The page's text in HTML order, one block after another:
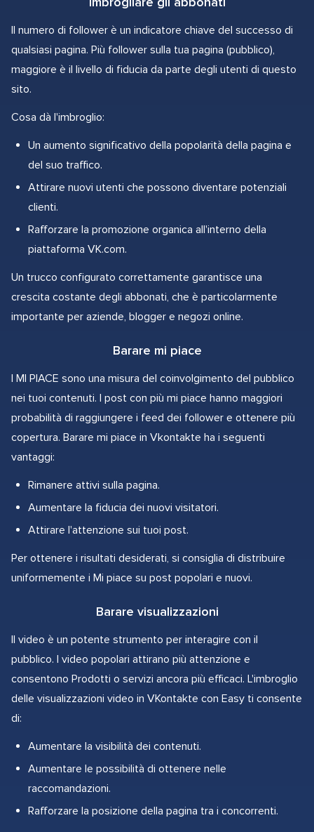
Il numero di follower è un indicatore chiave del successo di
qualsiasi pagina. Più follower sulla tua pagina (pubblico),
maggiore è il livello di fiducia da parte degli utenti di questo
sito.
Cosa dà l'imbroglio:
Un aumento significativo della popolarità della pagina e
del suo traffico.
Attirare nuovi utenti che possono diventare potenziali
clienti.
Rafforzare la promozione organica all'interno della
piattaforma VK.com.
Un trucco configurato correttamente garantisce una
crescita costante degli abbonati, che è particolarmente
importante per aziende, blogger e negozi online.
Barare mi piace
I MI PIACE sono una misura del coinvolgimento del pubblico
nei tuoi contenuti. I post con più mi piace hanno maggiori
probabilità di raggiungere i feed dei follower e ottenere più
copertura. Barare mi piace in Vkontakte ha i seguenti
vantaggi:
Rimanere attivi sulla pagina.
Aumentare la fiducia dei nuovi visitatori.
Attirare l'attenzione sui tuoi post.
Per ottenere i risultati desiderati, si consiglia di distribuire
uniformemente i Mi piace su post popolari e nuovi.
Barare visualizzazioni
Il video è un potente strumento per interagire con il
pubblico. I video popolari attirano più attenzione e
consentono Prodotti o servizi ancora più efficaci. L'imbroglio
delle visualizzazioni video in VKontakte con Easy ti consente
di:
Aumentare la visibilità dei contenuti.
Aumentare le possibilità di ottenere nelle
raccomandazioni.
Rafforzare la posizione della pagina tra i concorrenti.